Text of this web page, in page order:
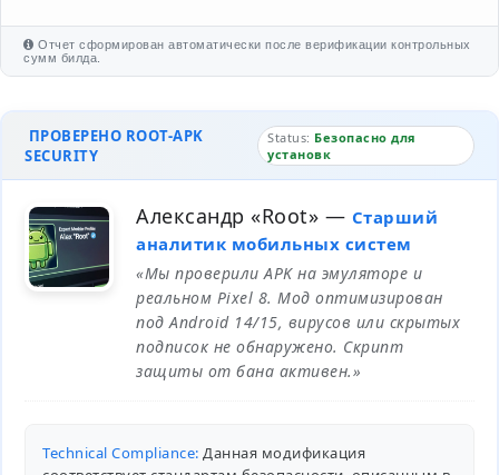
Отчет сформирован автоматически после верификации контрольных
сумм билда.
ПРОВЕРЕНО ROOT-APK
SECURITY
Status: Безопасно для
установк
Александр «Root» — Старший
аналитик мобильных систем
«Мы проверили APK на эмуляторе и
реальном Pixel 8. Мод оптимизирован
под Android 14/15, вирусов или скрытых
подписок не обнаружено. Скрипт
защиты от бана активен.»
Technical Compliance: Данная модификация